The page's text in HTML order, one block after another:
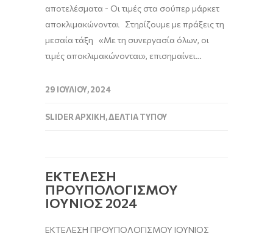
αποτελέσματα - Οι τιμές στα σούπερ μάρκετ
αποκλιμακώνονται Στηρίζουμε με πράξεις τη
μεσαία τάξη «Με τη συνεργασία όλων, οι
τιμές αποκλιμακώνονται», επισημαίνει…
29 ΙΟΥΛΊΟΥ, 2024
SLIDER ΑΡΧΙΚΉ,ΔΕΛΤΊΑ ΤΎΠΟΥ
ΕΚΤΕΛΕΣΗ
ΠΡΟΥΠΟΛΟΓΙΣΜΟΥ
ΙΟΥΝΙΟΣ 2024
ΕΚΤΕΛΕΣΗ ΠΡΟΥΠΟΛΟΓΙΣΜΟΥ ΙΟΥΝΙΟΣ